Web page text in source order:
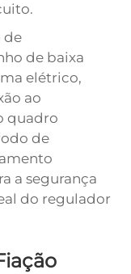
de
de baixa
elétrico,
ao
quadro
de
a segurança
do regulador